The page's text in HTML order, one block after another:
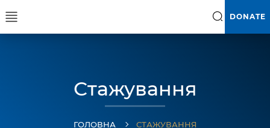
DONATE
Стажування
ГОЛОВНА СТАЖУВАННЯ